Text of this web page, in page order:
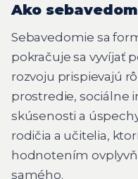
Ako
Sebavedomie sa
pokračuje sa vyvíjať
rozvoju prispievajú
prostredie, sociálne
skúsenosti a
rodičia a učitelia,
hodnotením
samého.